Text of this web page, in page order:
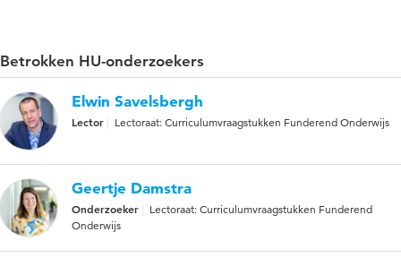
Betrokken HU-onderzoekers
Elwin Savelsbergh
Lector Lectoraat: Curriculumvraagstukken Funderend Onderwijs
Geertje Damstra
Onderzoeker
Lectoraat: Curriculumvraagstukken Funderend
Onderwijs